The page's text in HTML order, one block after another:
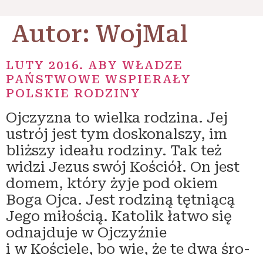
Autor: WojMal
LUTY 2016. ABY WŁADZE
PAŃSTWOWE WSPIERAŁY
POLSKIE RODZINY
Ojczyzna to wiel­ka rodzi­na. Jej
ustrój jest tym dosko­nal­szy, im
bliż­szy ide­ału rodzi­ny. Tak też
widzi Jezus swój Kościół. On jest
domem, któ­ry żyje pod okiem
Boga Ojca. Jest rodzi­ną tęt­nią­cą
Jego miło­ścią. Katolik łatwo się
odnaj­du­je w Ojczyźnie
i w Kościele, bo wie, że te dwa śro­